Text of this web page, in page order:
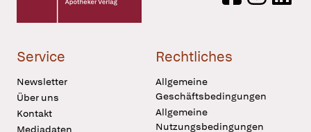
Service
Newsletter
Über uns
Kontakt
Mediadaten
Rechtliches
Allgemeine
Geschäftsbedingungen
Allgemeine
Nutzungsbedingungen